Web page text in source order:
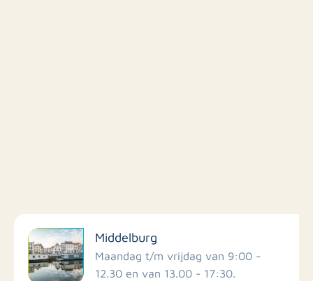
Filter op faciliteiten
Scholen
Middelburg
Maandag t/m vrijdag van 9:00 -
12.30 en van 13.00 - 17:30.